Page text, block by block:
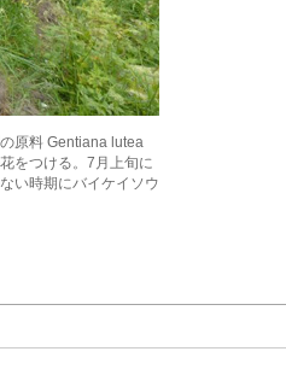
原料 Gentiana lutea
をつける。7月上旬に
い時期にバイケイソウ